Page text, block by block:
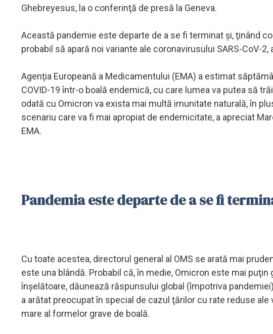
Ghebreyesus, la o conferinţă de presă la Geneva.
Această pandemie este departe de a se fi terminat şi, ţinând
probabil să apară noi variante ale coronavirusului SARS-CoV-
Agenţia Europeană a Medicamentului (EMA) a estimat
COVID-19 într-o boală endemică, cu care lumea va putea să
odată cu Omicron va exista mai multă imunitate naturală, în
scenariu care va fi mai apropiat de endemicitate, a apreciat
EMA.
Pandemia este departe de a se fi
Cu toate acestea, directorul general al OMS se arată mai
este una blândă. Probabil că, în medie, Omicron este mai
înşelătoare, dăunează răspunsului global (împotriva
a arătat preocupat în special de cazul ţărilor cu rate reduse
mare al formelor grave de boală.